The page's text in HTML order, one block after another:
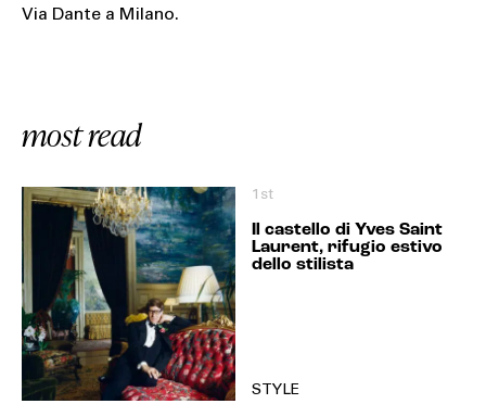
Via Dante a Milano.
most read
1st
Il castello di Yves Saint
Laurent, rifugio estivo
dello stilista
STYLE